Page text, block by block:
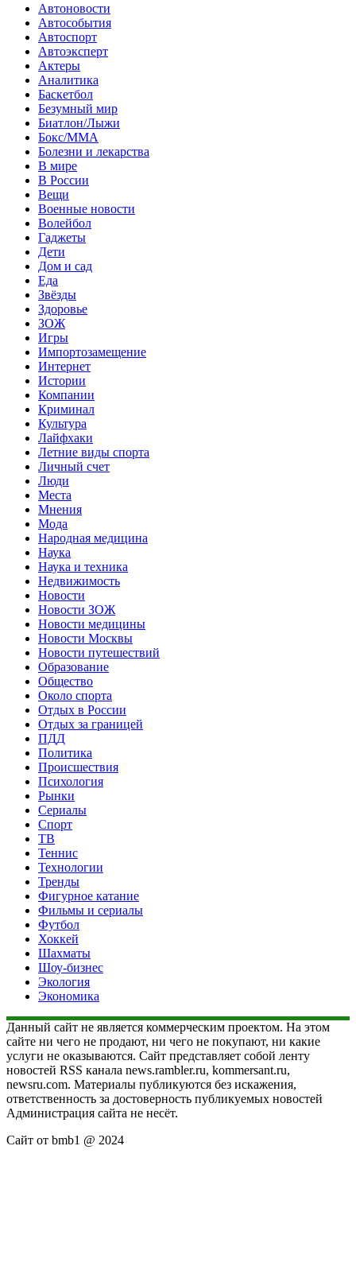
Автоновости
Автособытия
Автоспорт
Автоэксперт
Актеры
Аналитика
Баскетбол
Безумный мир
Биатлон/Лыжи
Бокс/MMA
Болезни и лекарства
В мире
В России
Вещи
Военные новости
Волейбол
Гаджеты
Дети
Дом и сад
Еда
Звёзды
Здоровье
ЗОЖ
Игры
Импортозамещение
Интернет
Истории
Компании
Криминал
Культура
Лайфхаки
Летние виды спорта
Личный счет
Люди
Места
Мнения
Мода
Народная медицина
Наука
Наука и техника
Недвижимость
Новости
Новости ЗОЖ
Новости медицины
Новости Москвы
Новости путешествий
Образование
Общество
Около спорта
Отдых в России
Отдых за границей
ПДД
Политика
Происшествия
Психология
Рынки
Сериалы
Спорт
ТВ
Теннис
Технологии
Тренды
Фигурное катание
Фильмы и сериалы
Футбол
Хоккей
Шахматы
Шоу-бизнес
Экология
Экономика
Данный сайт не является коммерческим проектом. На этом
сайте ни чего не продают, ни чего не покупают, ни какие
услуги не оказываются. Сайт представляет собой ленту
новостей RSS канала news.rambler.ru, kommersant.ru,
newsru.com. Материалы публикуются без искажения,
ответственность за достоверность публикуемых новостей
Администрация сайта не несёт.
Сайт от bmb1 @ 2024